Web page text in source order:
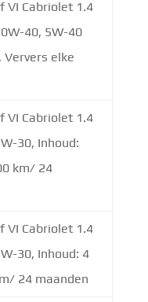
VI Cabriolet 1.4
40, 5W-40
Ververs elke
VI Cabriolet 1.4
30, Inhoud:
km/ 24
VI Cabriolet 1.4
30, Inhoud: 4
24 maanden